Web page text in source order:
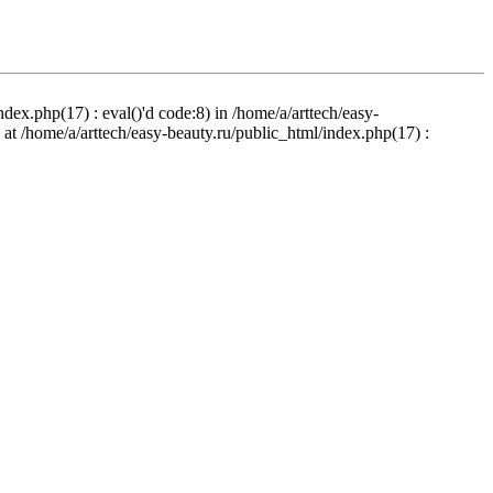
: eval()'d code:8) in /home/a/arttech/easy-
/home/a/arttech/easy-beauty.ru/public_html/index.php(17) :